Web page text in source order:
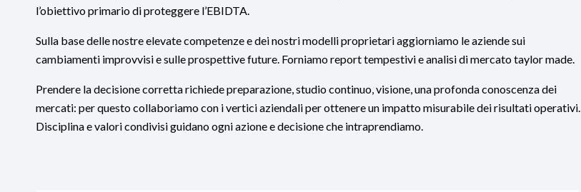
l’obiettivo primario di proteggere l’EBIDTA.
Sulla base delle nostre elevate competenze e dei nostri modelli proprietari aggiorniamo le aziende sui
cambiamenti improvvisi e sulle prospettive future. Forniamo report tempestivi e analisi di mercato taylor made.
Prendere la decisione corretta richiede preparazione, studio continuo, visione, una profonda conoscenza dei
mercati: per questo collaboriamo con i vertici aziendali per ottenere un impatto misurabile dei risultati operativi.
Disciplina e valori condivisi guidano ogni azione e decisione che intraprendiamo.